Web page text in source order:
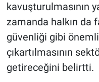
kavuşturulmasının
zamanda halkın da
güvenliği gibi
çıkartılmasının
getireceğini belirtti.